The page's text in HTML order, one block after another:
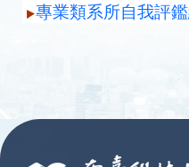
專業類系所自我評